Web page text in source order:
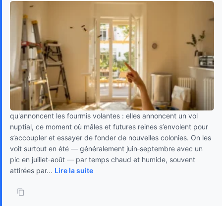
qu'annoncent les fourmis volantes : elles annoncent un vol
nuptial, ce moment où mâles et futures reines s’envolent pour
s’accoupler et essayer de fonder de nouvelles colonies. On les
voit surtout en été — généralement juin‑septembre avec un
pic en juillet‑août — par temps chaud et humide, souvent
attirées par... Lire la suite